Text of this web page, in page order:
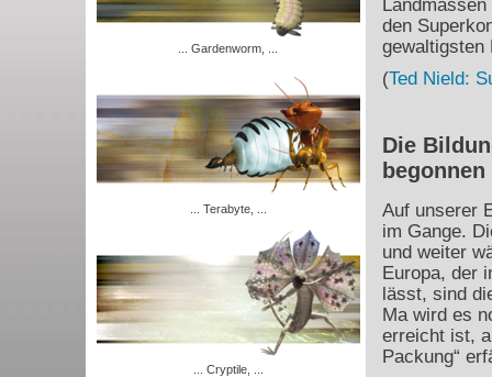
... Gardenworm, ...
... Terabyte, ...
... Cryptile, ...
den
gewaltigsten
(Ted Nield:
Die
begonnen
Auf unserer
im Gange.
und weiter
Europa, der
lässt, sind
Ma wird es
erreicht ist,
Packung“